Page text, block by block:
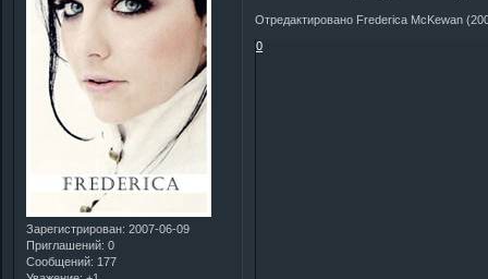
Зарегистрирован: 2007-06-09
Приглашений: 0
Сообщений: 177
Отредактировано Frederica McKewan
0